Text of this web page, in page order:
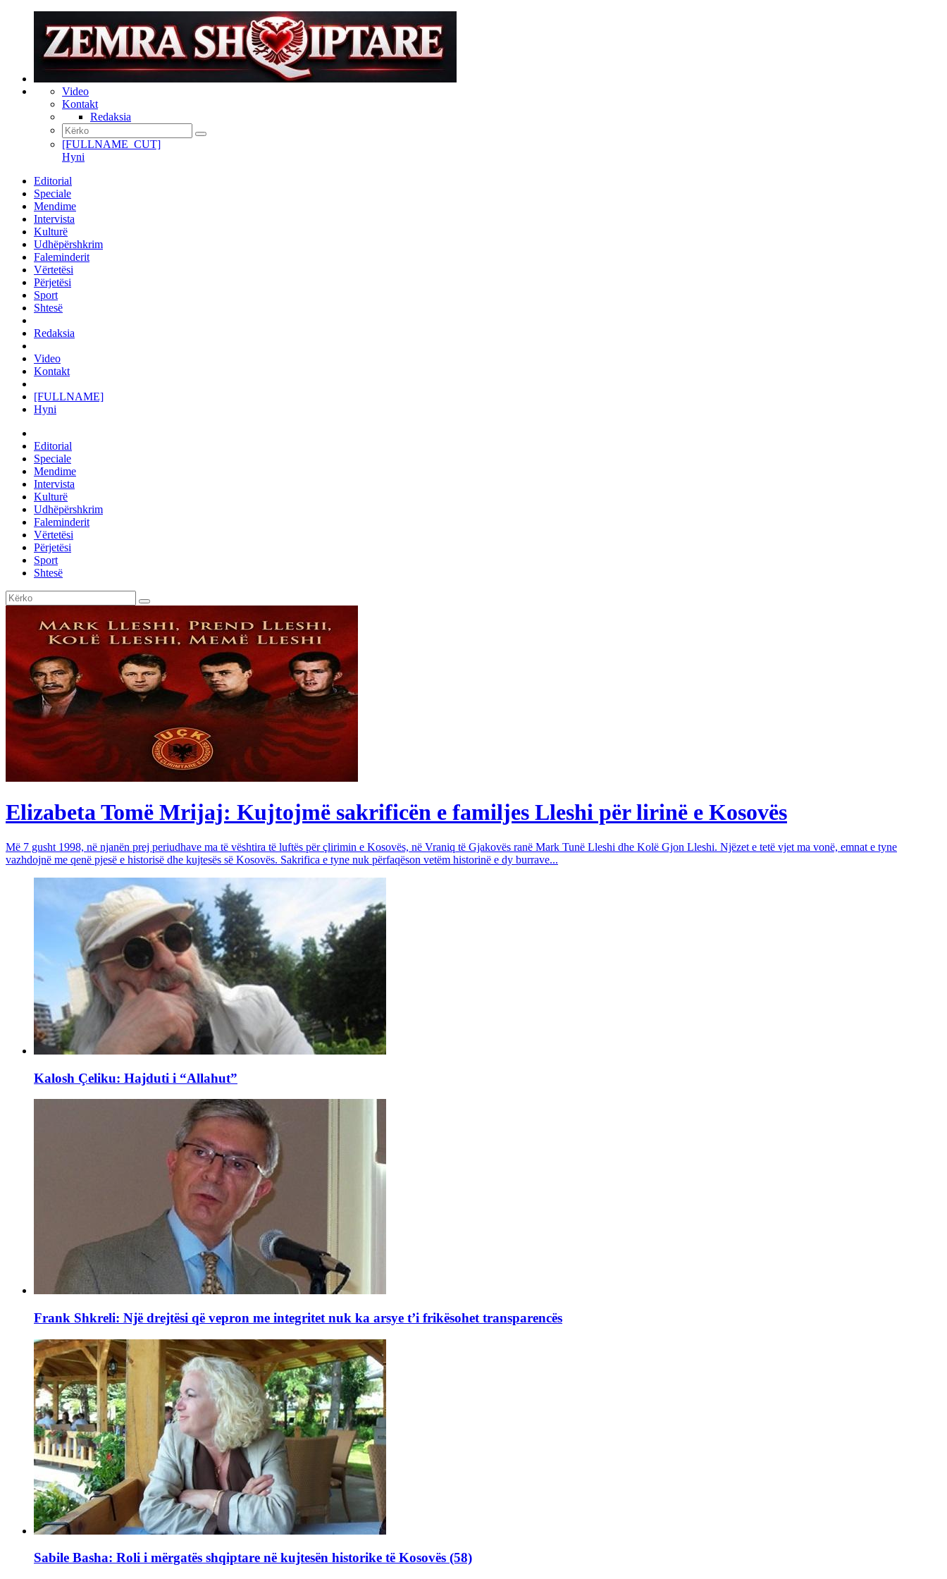
Video
Kontakt
Redaksia
[FULLNAME_CUT]
Hyni
Editorial
Speciale
Mendime
Intervista
Kulturë
Udhëpërshkrim
Faleminderit
Vërtetësi
Përjetësi
Sport
Shtesë
Redaksia
Video
Kontakt
[FULLNAME]
Hyni
Editorial
Speciale
Mendime
Intervista
Kulturë
Udhëpërshkrim
Faleminderit
Vërtetësi
Përjetësi
Sport
Shtesë
Elizabeta Tomë Mrijaj: Kujtojmë sakrificën e familjes Lleshi për lirinë e Kosovës
Më 7 gusht 1998, në njanën prej periudhave ma të vështira të luftës për çlirimin e Kosovës, në Vraniq të Gjakovës ranë Mark Tunë Lleshi dhe Kolë Gjon Lleshi. Njëzet e tetë vjet ma vonë, emnat e tyne
vazhdojnë me qenë pjesë e historisë dhe kujtesës së Kosovës. Sakrifica e tyne nuk përfaqëson vetëm historinë e dy burrave...
Kalosh Çeliku: Hajduti i “Allahut”
Frank Shkreli: Një drejtësi që vepron me integritet nuk ka arsye t’i frikësohet transparencës
Sabile Basha: Roli i mërgatës shqiptare në kujtesën historike të Kosovës (58)